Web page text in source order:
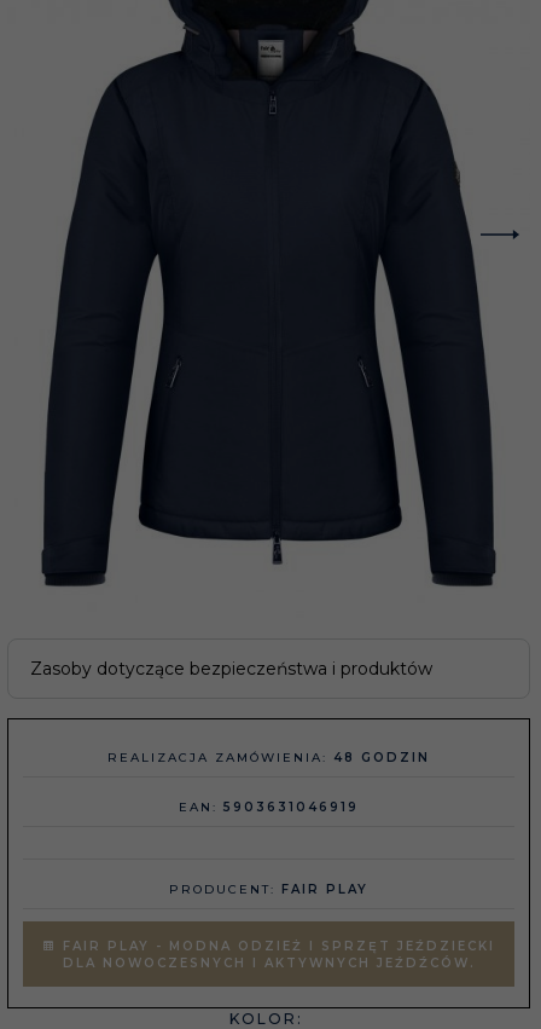
Zasoby dotyczące bezpieczeństwa i produktów
REALIZACJA ZAMÓWIENIA: 48 GODZIN
EAN: 5903631046919
PRODUCENT: FAIR PLAY
FAIR PLAY - MODNA ODZIEŻ I SPRZĘT JEŹDZIECKI
DLA NOWOCZESNYCH I AKTYWNYCH JEŹDŹCÓW.
KOLOR: